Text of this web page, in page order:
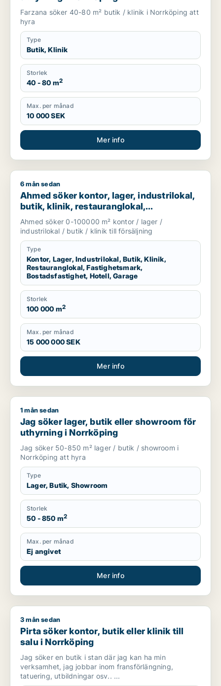
Farzana söker 40-80 m² butik / klinik i Norrköping att
hyra
Type
Butik, Klinik
Storlek
40 - 80 m2
Max. per månad
10 000 SEK
Mer info
Ahmed söker kontor, lager, industrilokal, butik, klinik,
6 mån sedan
Ahmed söker kontor, lager, industrilokal,
butik, klinik, restauranglokal,
fastighetsmark, bostadsfastighet, hotell
eller garage till salu i Nyköping,
Katrineholm eller Finspång m.fl.
Ahmed söker 0-100000 m² kontor / lager /
industrilokal / butik / klinik till försäljning
Type
Kontor, Lager, Industrilokal, Butik, Klinik,
Restauranglokal, Fastighetsmark,
Bostadsfastighet, Hotell, Garage
Storlek
100 000 m2
Max. per månad
15 000 000 SEK
Mer info
Jag söker lager, butik eller showroom för uthyrning i
1 mån sedan
Jag söker lager, butik eller showroom för
uthyrning i Norrköping
Jag söker 50-850 m² lager / butik / showroom i
Norrköping att hyra
Type
Lager, Butik, Showroom
Storlek
50 - 850 m2
Max. per månad
Ej angivet
Mer info
Pirta söker kontor, butik eller klinik till salu i Norrköping
3 mån sedan
Pirta söker kontor, butik eller klinik till
salu i Norrköping
Jag söker en butik i stan där jag kan ha min
verksamhet, jag jobbar inom fransförlängning,
tatuering, utbildningar osv.. ...